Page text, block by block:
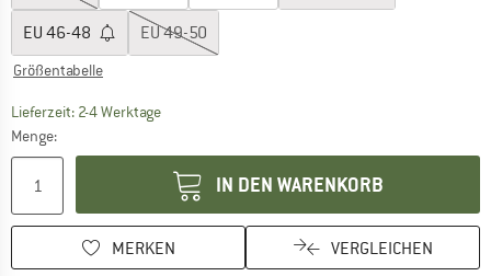
EU 46-48 EU49-50
Größentabelle
Lieferzeit: 2-4 WerktageDer Link öffnet sich in einer Infobox und
Menge:
IN DEN WARENKORB
MERKEN VERGLEICHEN